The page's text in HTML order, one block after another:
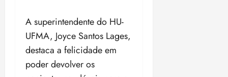
A superintendente do HU-
UFMA, Joyce Santos Lages,
destaca a felicidade em
poder devolver os